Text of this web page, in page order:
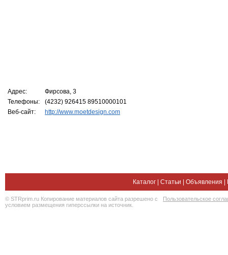
Адрес:
Фирсова, 3
Телефоны:
(4232) 926415 89510000101
Веб-сайт:
http://www.moetdesign.com
Каталог Статьи Объявления
© STRprim.ru Копирование материалов сайта разрешено с
условием размещения гиперссылки на источник.
Пользовательское